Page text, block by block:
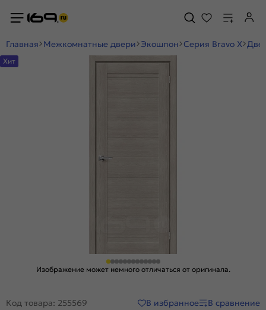
Главная Межкомнатные двери Экошпон Серия Bravo X
Хит
Изображение может немного отличаться от оригинала.
Код товара: 255569 В избранное
В сравнение